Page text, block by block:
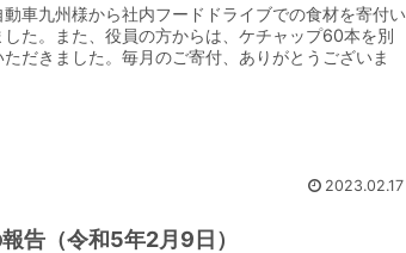
動車九州様から社内フードドライブでの食材を寄付い
した。また、役員の方からは、ケチャップ60本を別
ただきました。毎月のご寄付、ありがとうございま
2023.02.17
告（令和5年2月9日）